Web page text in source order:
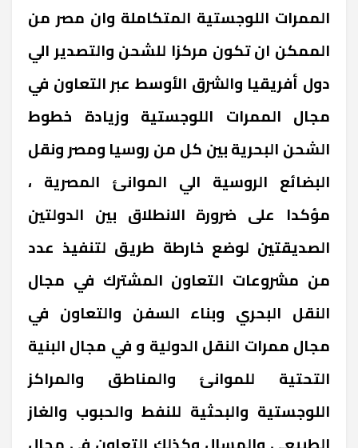
الممرات اللوجستية المتكاملة وان مصر من
الممكن ان تكون مركزا للشحن والتصدير الي
دول أفريقيا والشرق الأوسط عبر التعاون في
مجال الممرات اللوجستية وزيادة خطوط
الشحن البحرية بين كل من روسيا ومصر ونقل
البضائع الروسية الي الموانئ المصرية ،
مؤكدا على ضرورة الانطلاق بين الدولتين
الصديقتين لوضع خارطة طريق لتنفيذ عدد
من مشروعات التعاون المشترك في مجال
النقل البحري وبناء السفن والتعاون في
مجال ممرات النقل الدولية و في مجال البنية
التحتية للموانئ والمناطق والمراكز
اللوجستية والبحثية للنفط والحبوب والغاز